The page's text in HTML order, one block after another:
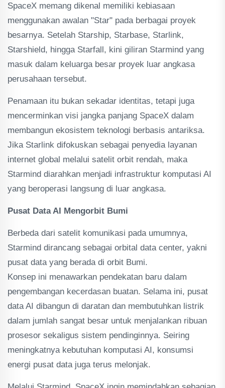
SpaceX memang dikenal memiliki kebiasaan
menggunakan awalan "Star" pada berbagai proyek
besarnya. Setelah Starship, Starbase, Starlink,
Starshield, hingga Starfall, kini giliran Starmind yang
masuk dalam keluarga besar proyek luar angkasa
perusahaan tersebut.
Penamaan itu bukan sekadar identitas, tetapi juga
mencerminkan visi jangka panjang SpaceX dalam
membangun ekosistem teknologi berbasis antariksa.
Jika Starlink difokuskan sebagai penyedia layanan
internet global melalui satelit orbit rendah, maka
Starmind diarahkan menjadi infrastruktur komputasi AI
yang beroperasi langsung di luar angkasa.
Pusat Data AI Mengorbit Bumi
Berbeda dari satelit komunikasi pada umumnya,
Starmind dirancang sebagai orbital data center, yakni
pusat data yang berada di orbit Bumi.
Konsep ini menawarkan pendekatan baru dalam
pengembangan kecerdasan buatan. Selama ini, pusat
data AI dibangun di daratan dan membutuhkan listrik
dalam jumlah sangat besar untuk menjalankan ribuan
prosesor sekaligus sistem pendinginnya. Seiring
meningkatnya kebutuhan komputasi AI, konsumsi
energi pusat data juga terus melonjak.